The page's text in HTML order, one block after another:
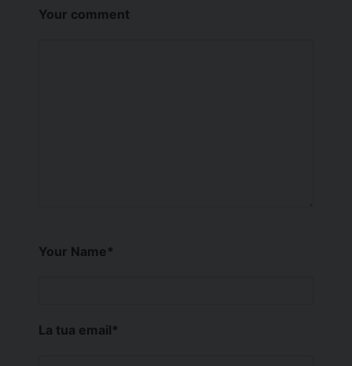
Your comment
Your Name*
La tua email*